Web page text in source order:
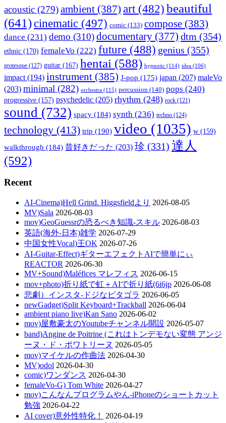
acoustic (279)ambient (387) art (482) beautiful
(641)cinematic (497) comic (133) compose (383)
dance (231) demo (310)documentary (377) dtm (354)
ethnic (170) femaleVo (222) future (488) genius (355)
grotesque (127) guitar (167) hentai (588) hypnotic (114) idea (106)
impact (194) instrument (385) J-pop (175) japan (207) maleVo
(203) minimal (282) orchestra (115) percussion (140) pops (240)
progressive (157) psychedelic (205) rhythm (248) rock (121)
sound (732) spacy (184) synth (236) techno (124)
technology (413) trip (190) video (1035) w (159)
walkthrough (184) 昔好きだった (203) 珍 (331) 達人
(592)
Recent
AI-Cinema)Hell Grind. Higgsfieldより 2026-08-05
MV)Sala 2026-08-03
mov)GeoGuessrの恐るべき知識-スキル 2026-08-03
英語(海外-日本)雑学 2026-07-29
中国女性Vocal)王OK 2026-07-26
AI-Guitar-Effect)ギターエフェクトAIで簡単にぃ
REACTOR 2026-06-30
MV+Sound)Maléfices マレフィス 2026-06-15
mov+photo)折り紙で虹＋AIで折り紙(6i6jp 2026-06-08
悲劇）インスタ-ドジなピタゴラ 2026-06-05
newGadget)Split Keyboard+Trackball 2026-06-04
ambient piano live)Kan Sano 2026-06-02
mov)屋敷豪太のYoutubeチャンネル開設 2026-05-07
band)Angine de Poitrine (これはトンデモない変態 アンジ
ーヌ・ド・ポワトリーヌ 2026-05-05
mov)マイケルの作曲法 2026-04-30
MV)odol 2026-04-30
comic)ワンダンス 2026-04-30
femaleVo-G) Tom White 2026-04-27
mov)こんなんプログラムやん-iPhoneのショートカット
勉強 2026-04-22
AI cover)意外性特化！
2026-04-19